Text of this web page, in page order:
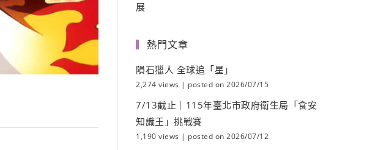
展
熱門文章
隕石獵人 全球追「星」
2,274 views | posted on 2026/07/15
7/13截止｜115年臺北市政府衛生局「食安
知識王」挑戰賽
1,190 views | posted on 2026/07/12